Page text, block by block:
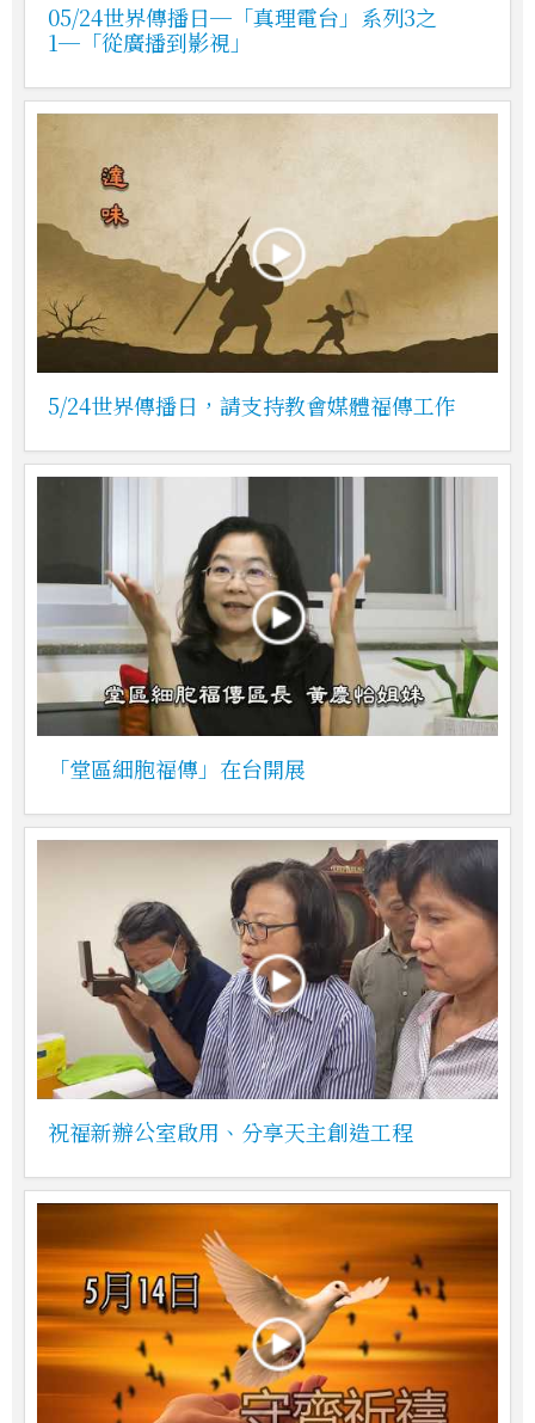
05/24世界傳播日─「真理電台」系列3之
1─「從廣播到影視」
5/24世界傳播日，請支持教會媒體福傳工作
「堂區細胞福傳」在台開展
祝福新辦公室啟用、分享天主創造工程